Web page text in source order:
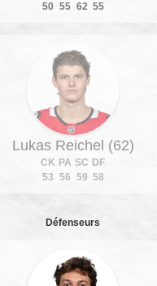
50 55 62 55
Lukas Reichel (62)
CK PA SC DF
53 56 59 58
Défenseurs